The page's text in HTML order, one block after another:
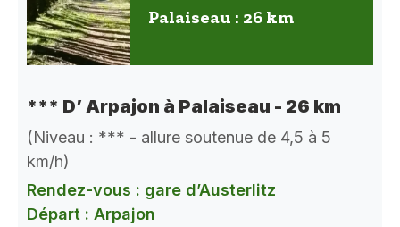
Palaiseau : 26 km
*** D’ Arpajon à Palaiseau - 26 km
(Niveau : *** - allure soutenue de 4,5 à 5
km/h)
Rendez-vous : gare d’Austerlitz
Départ : Arpajon